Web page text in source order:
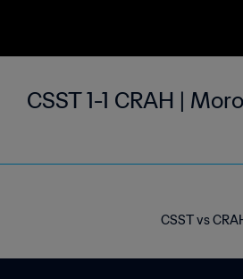
CSST 1-1 CRAH |
CSST vs